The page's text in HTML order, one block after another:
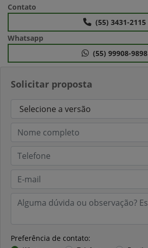
Solicitar proposta
Preferência de contato:
Contato
(55) 3431-2115
Whatsapp
(55) 99908-9898